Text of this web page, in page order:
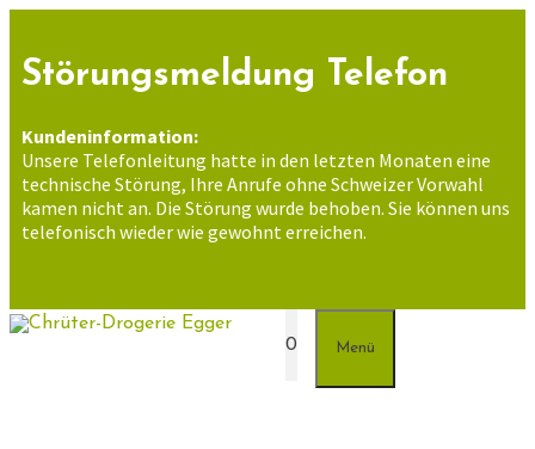
springen
Störungsmeldung Telefon
Kundeninformation:
Unsere Telefonleitung hatte in den letzten Monaten eine
technische Störung, Ihre Anrufe ohne Schweizer Vorwahl
kamen nicht an. Die Störung wurde behoben. Sie können uns
telefonisch wieder wie gewohnt erreichen.
0 Menü